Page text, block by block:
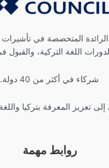
المتخصصة في تأشيرات
اللغة التركية، والقبول
شركاء في أكثر من 40 دولة.
تعزيز المعرفة بتركيا
روابط مهمة